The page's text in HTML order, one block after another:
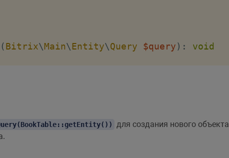
(Bitrix\Main\Entity\Query $query) :
void
сортировки
для создания нового объекта